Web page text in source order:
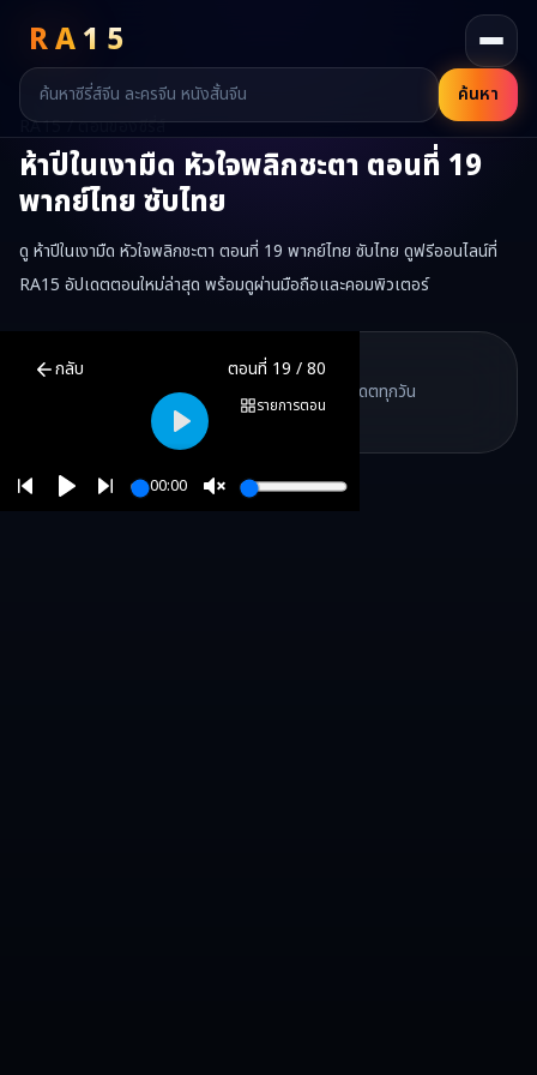
RA15
ค้นหา
RA15 / ตอนของซีรี่ส์
ห้าปีในเงามืด หัวใจพลิกชะตา ตอนที่ 19
พากย์ไทย ซับไทย
ดู ห้าปีในเงามืด หัวใจพลิกชะตา ตอนที่ 19 พากย์ไทย ซับไทย ดูฟรีออนไลน์ที่
RA15 อัปเดตตอนใหม่ล่าสุด พร้อมดูผ่านมือถือและคอมพิวเตอร์
กลับ ตอนที่ 19 /80
รายการตอน
00:00
Play
พากย์ไทย ซับไทย ดูฟรีออนไล
RA15 เป็นเว็บไซต์ดูซีรี่ส์จีนออนไลน์ฟรี ที่รวบรวมหนังจีน ละครจีน มิ
RA15 Drama
RA15 Drama
รวมซีรี่ส์จีน ละครสั้น หนังแนวตั้ง พากย์ไทย อัปเดตทุกวัน
RA15 Drama